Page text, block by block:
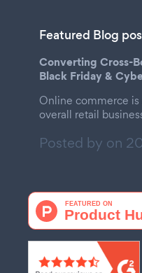
Featured Blog
Converting Cross-
Black Friday &
Online commerce
overall retail
Posted by on